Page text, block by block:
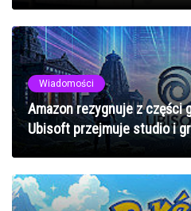
Wiadomości
Amazon rezygnuje z części
Ubisoft przejmuje studio i